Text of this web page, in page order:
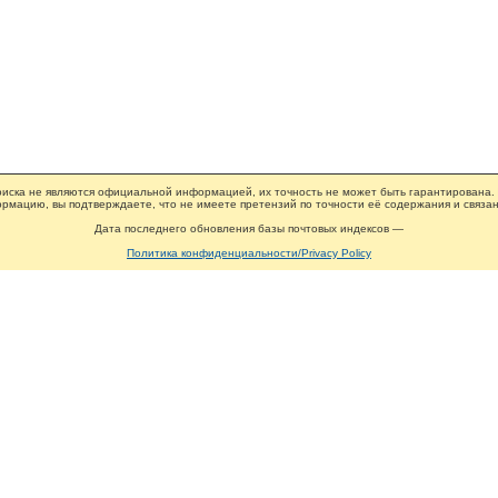
не являются официальной информацией, их точность не может быть гарантирована.
вы подтверждаете, что не имеете претензий по точности её содержания и
Дата последнего обновления базы почтовых индексов —
Политика конфиденциальности/Privacy Policy